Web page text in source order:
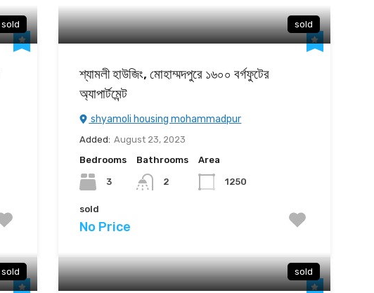
sold sold
শ্যামলী হাউজিং, মোহাম্মদপুরে ১৬০০ বর্গফুটের
অ্যাপার্টমেন্ট
shyamoli housing mohammadpur
Added: August 23, 2023
Bedrooms
3
Bathrooms
2
Area
1250
sold
No Price
sold sold